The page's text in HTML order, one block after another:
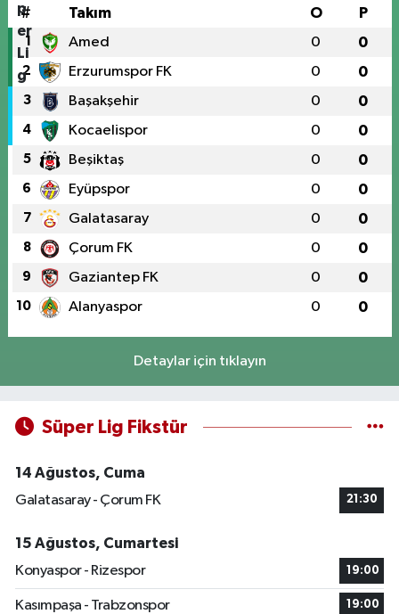
# Takım O P
1 Amed 0 0
2 Erzurumspor FK 0 0
3 Başakşehir 0 0
4 Kocaelispor 0 0
5 Beşiktaş 0 0
6 Eyüpspor 0 0
7 Galatasaray 0 0
8 Çorum FK 0 0
9 Gaziantep FK 0 0
10 Alanyaspor 0 0
Detaylar için tıklayın
Süper Lig Fikstür
14 Ağustos, Cuma
Galatasaray - Çorum FK
21:30
15 Ağustos, Cumartesi
Konyaspor - Rizespor
19:00
Kasımpaşa - Trabzonspor 19:00